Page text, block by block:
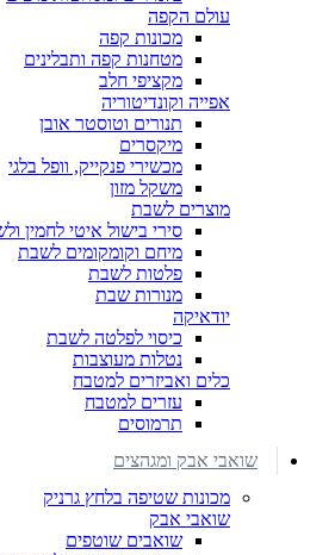
עולם הקפה
מכונות קפה
מטחנות קפה ותבלינים
מקציפי חלב
אפייה וקונדיטוריה
תנורים וטוסטר אובן
מיקסרים
מכשירי פנקייק, וופל בלגי
משקל מזון
מוצרים לשבת
סירי בישול איטי לחמין
מיחם וקומקומים לשבת
פלטות לשבת
מנורות שבת
יודאיקה
כיסוי לפלטה לשבת
נטלות מעוצבות
כלים ואביזרים למטבח
עזרים למטבח
תרמוסים
שואבי אבק ומגהצים
מכונות שטיפה בלחץ גרניק
שואבי אבק
שואבים שוטפים